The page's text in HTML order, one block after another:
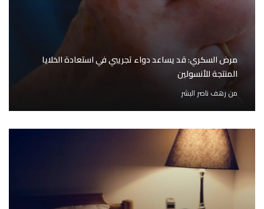
مرض السكري: قد يساعد دواء تجريبي في استعادة الخلايا
المنتجة للأنسولين
منرهف ناصر البشر